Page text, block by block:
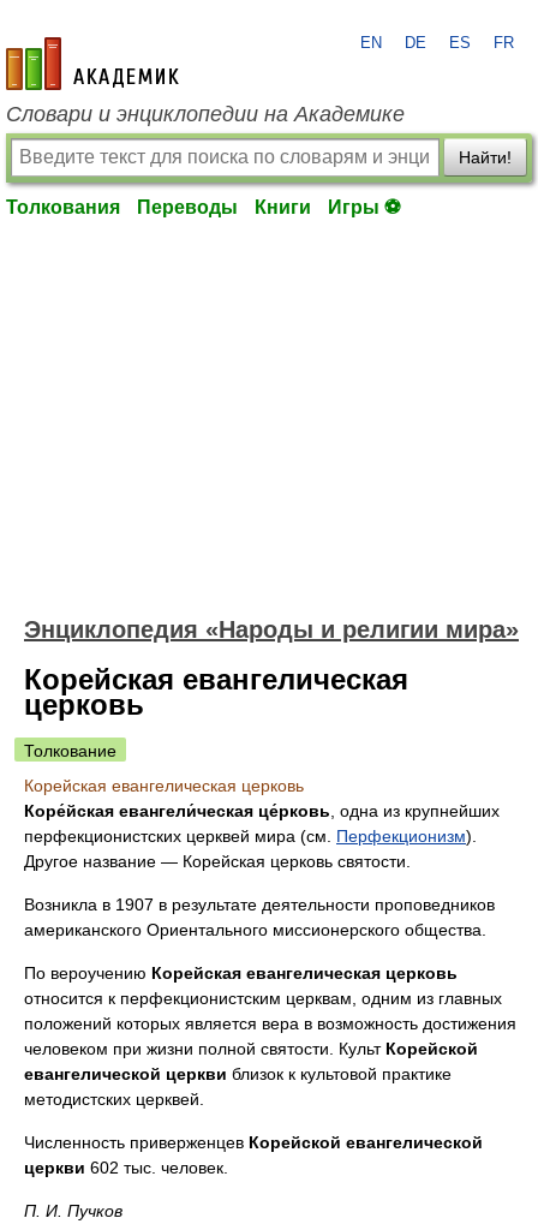
academic.ru
EN DE ES FR
Словари и энциклопедии на Академике
Найти!
Толкования Переводы Книги Игры ⚽
Энциклопедия «Народы и религии мира»
Корейская евангелическая
церковь
Толкование
Корейская евангелическая церковь
Коре́йская евангели́ческая це́рковь , одна из крупнейших
перфекционистских церквей мира (см. Перфекционизм).
Другое название — Корейская церковь святости.
Возникла в 1907 в результате деятельности проповедников
американского Ориентального миссионерского общества.
По вероучению Корейская евангелическая церковь
относится к перфекционистским церквам, одним из главных
положений которых является вера в возможность достижения
человеком при жизни полной святости. Культ Корейской
евангелической церкви близок к культовой практике
методистских церквей.
Численность приверженцев Корейской евангелической
церкви 602 тыс. человек.
П. И. Пучков